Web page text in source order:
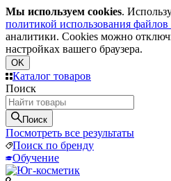
Мы используем cookies.
политикой использования файлов
аналитики. Cookies можно
настройках вашего браузера.
OK
Каталог товаров
Поиск
Поиск
Посмотреть все результаты
Поиск по бренду
Обучение